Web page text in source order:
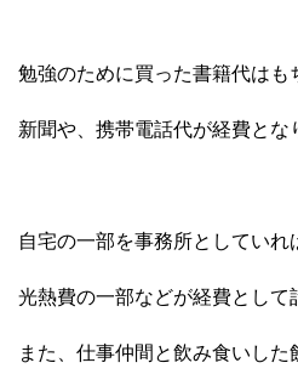
勉強のために買った書籍代はも
新聞や、携帯電話代が経費とな
自宅の一部を事務所としていれ
光熱費の一部などが経費として
また、仕事仲間と飲み食いした